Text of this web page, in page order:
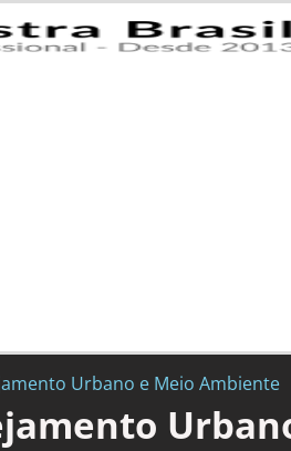
Urbano e Meio Ambiente